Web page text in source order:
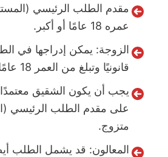
مقدم الطلب الرئيسي
عمره 18 عامًا أو أكبر.
الزوجة: يمكن إدراجها في
قانونيًا وتبلغ من العمر 18 عامًا أو أكثر.
يجب أن يكون الشقيق
على مقدم الطلب الرئيسي
متزوج.
المعالون: قد يشمل الطلب